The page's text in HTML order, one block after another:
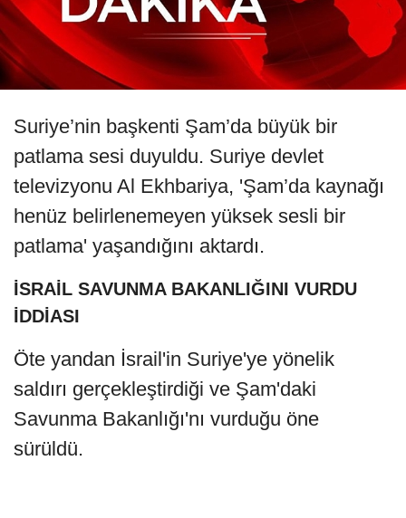
Suriye’nin başkenti Şam’da büyük bir
patlama sesi duyuldu. Suriye devlet
televizyonu Al Ekhbariya, 'Şam’da kaynağı
henüz belirlenemeyen yüksek sesli bir
patlama' yaşandığını aktardı.
İSRAİL SAVUNMA BAKANLIĞINI VURDU
İDDİASI
Öte yandan İsrail'in Suriye'ye yönelik
saldırı gerçekleştirdiği ve Şam'daki
Savunma Bakanlığı'nı vurduğu öne
sürüldü.